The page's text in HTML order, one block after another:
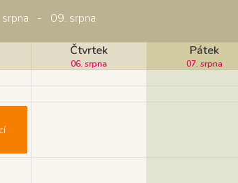
srpna - 09. srpna
Čtvrtek
06. srpna
Pátek
07. srpna